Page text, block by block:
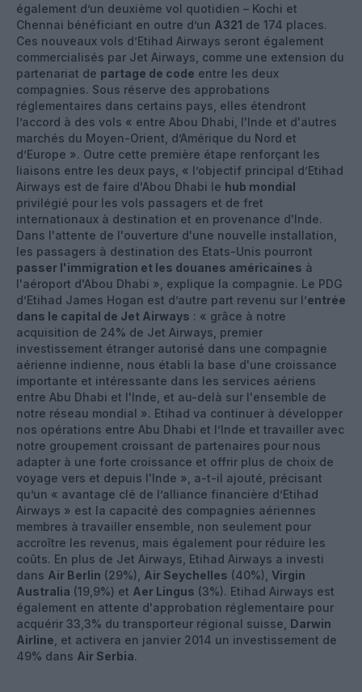
également d’un deuxième vol quotidien – Kochi et
Chennai bénéficiant en outre d’un A321 de 174 places.
Ces nouveaux vols d’Etihad Airways seront également
commercialisés par Jet Airways, comme une extension du
partenariat de partage de code entre les deux
compagnies. Sous réserve des approbations
réglementaires dans certains pays, elles étendront
l’accord à des vols « entre Abou Dhabi, l'Inde et d'autres
marchés du Moyen-Orient, d’Amérique du Nord et
d’Europe ». Outre cette première étape renforçant les
liaisons entre les deux pays, « l’objectif principal d’Etihad
Airways est de faire d'Abou Dhabi le hub mondial
privilégié pour les vols passagers et de fret
internationaux à destination et en provenance d'Inde.
Dans l'attente de l'ouverture d'une nouvelle installation,
les passagers à destination des Etats-Unis pourront
passer l'immigration et les douanes américaines à
l'aéroport d'Abou Dhabi », explique la compagnie. Le PDG
d’Etihad James Hogan est d’autre part revenu sur l’entrée
dans le capital de Jet Airways : « grâce à notre
acquisition de 24% de Jet Airways, premier
investissement étranger autorisé dans une compagnie
aérienne indienne, nous établi la base d'une croissance
importante et intéressante dans les services aériens
entre Abu Dhabi et l'Inde, et au-delà sur l'ensemble de
notre réseau mondial ». Etihad va continuer à développer
nos opérations entre Abu Dhabi et l’Inde et travailler avec
notre groupement croissant de partenaires pour nous
adapter à une forte croissance et offrir plus de choix de
voyage vers et depuis l'Inde », a-t-il ajouté, précisant
qu’un « avantage clé de l’alliance financière d’Etihad
Airways » est la capacité des compagnies aériennes
membres à travailler ensemble, non seulement pour
accroître les revenus, mais également pour réduire les
coûts. En plus de Jet Airways, Etihad Airways a investi
dans Air Berlin (29%), Air Seychelles (40%), Virgin
Australia (19,9%) et Aer Lingus (3%). Etihad Airways est
également en attente d'approbation réglementaire pour
acquérir 33,3% du transporteur régional suisse, Darwin
Airline , et activera en janvier 2014 un investissement de
49% dans Air Serbia.